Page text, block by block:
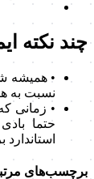
چند نکته
• همیشه
نسبت به
• زمانی
حتما
استاندارد
برچسب‌های